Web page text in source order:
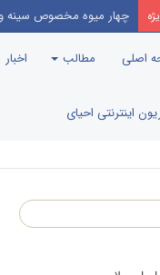
نمودار وحشتناک کرونا
اصلی مطالب اخبار
اینترنتی احیای